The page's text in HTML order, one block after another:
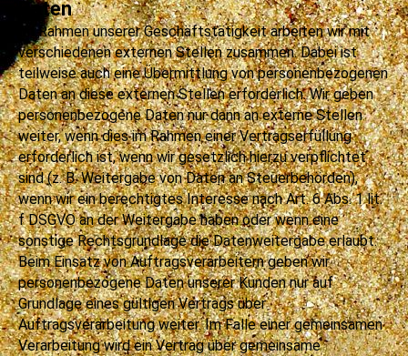
Daten
Im Rahmen unserer Geschäftstätigkeit arbeiten wir mit
verschiedenen externen Stellen zusammen. Dabei ist
teilweise auch eine Übermittlung von personenbezogenen
Daten an diese externen Stellen erforderlich. Wir geben
personenbezogene Daten nur dann an externe Stellen
weiter, wenn dies im Rahmen einer Vertragserfüllung
erforderlich ist, wenn wir gesetzlich hierzu verpflichtet
sind (z. B. Weitergabe von Daten an Steuerbehörden),
wenn wir ein berechtigtes Interesse nach Art. 6 Abs. 1 lit.
f DSGVO an der Weitergabe haben oder wenn eine
sonstige Rechtsgrundlage die Datenweitergabe erlaubt.
Beim Einsatz von Auftragsverarbeitern geben wir
personenbezogene Daten unserer Kunden nur auf
Grundlage eines gültigen Vertrags über
Auftragsverarbeitung weiter. Im Falle einer gemeinsamen
Verarbeitung wird ein Vertrag über gemeinsame